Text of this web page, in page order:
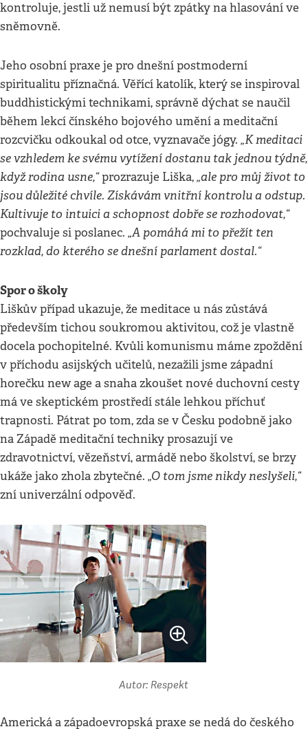
kontroluje, jestli už nemusí být zpátky na hlasování ve
sněmovně.
Jeho osobní praxe je pro dnešní postmoderní
spiritualitu příznačná. Věřící katolík, který se inspiroval
buddhistickými technikami, správně dýchat se naučil
během lekcí čínského bojového umění a meditační
rozcvičku odkoukal od otce, vyznavače jógy. „K meditaci
se vzhledem ke svému vytížení dostanu tak jednou týdně,
když rodina usne,“prozrazuje Liška,„ale pro můj život to
jsou důležité chvíle. Získávám vnitřní kontrolu a odstup.
Kultivuje to intuici a schopnost dobře se rozhodovat,“
pochvaluje si poslanec. „A pomáhá mi to přežít ten
rozklad, do kterého se dnešní parlament dostal.“
Spor o školy
Liškův případ ukazuje, že meditace u nás zůstává
především tichou soukromou aktivitou, což je vlastně
docela pochopitelné. Kvůli komunismu máme zpoždění
v příchodu asijských učitelů, nezažili jsme západní
horečku new age a snaha zkoušet nové duchovní cesty
má ve skeptickém prostředí stále lehkou příchuť
trapnosti. Pátrat po tom, zda se v Česku podobně jako
na Západě meditační techniky prosazují ve
zdravotnictví, vězeňství, armádě nebo školství, se brzy
ukáže jako zhola zbytečné. „O tom jsme nikdy neslyšeli,“
zní univerzální odpověď.
Autor: Respekt
Americká a západoevropská praxe se nedá do českého